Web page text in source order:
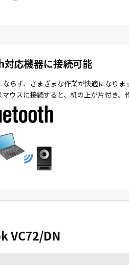
応機器に接続可能
ならず、さまざまな作業が快適になり
ウスに接続すると、机の上が片付き、
VC72/DN